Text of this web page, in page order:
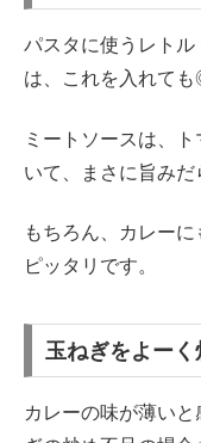
パスタに使うレト
は、これを入れて
ミートソースは、
いて、まさに旨みだ
もちろん、カレー
ピッタリです。
玉ねぎをよー
カレーの味が薄い